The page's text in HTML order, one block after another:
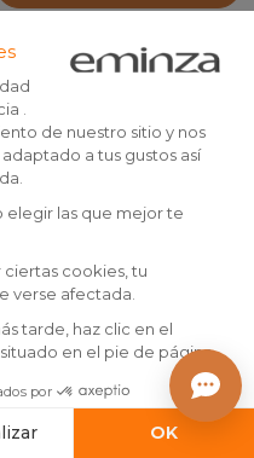
Visillo (140 x 240 cm) Hoja
Verde cedro
(32